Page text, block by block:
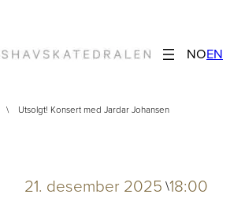
NOEN
\ Utsolgt! Konsert med Jardar Johansen
21. desember 2025 \18:00